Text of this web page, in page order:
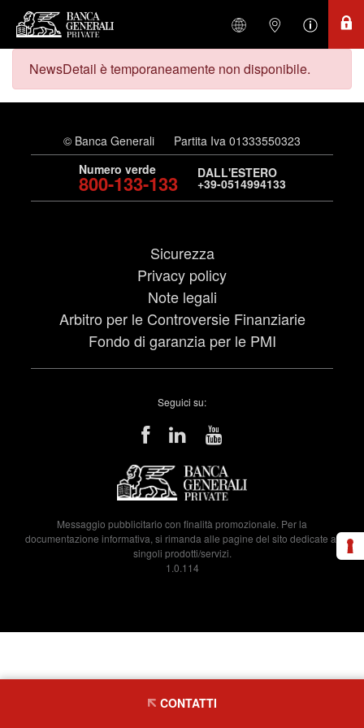
NewsDetail è temporaneamente non disponibile.
© Banca Generali
Partita Iva 01333550323
Numero verde
800-133-133 DALL'ESTERO
+39-0514994133
Sicurezza
Privacy policy
Note legali
Arbitro per le Controversie Finanziarie
Fondo di garanzia per le PMI
Seguici su:
Messaggio pubblicitario con finalità promozionale. Per la
documentazione informativa, si rimanda alle pagine del sito dedicate ai
singoli prodotti/servizi.
1.0.114
CONTATTI